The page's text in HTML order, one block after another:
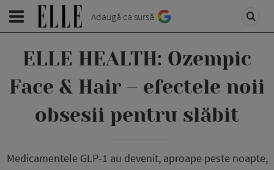
Adaugă ca sursă
ELLE HEALTH: Ozempic
Face & Hair – efectele noii
obsesii pentru slăbit
Medicamentele GLP-1 au devenit, aproape peste noapte,